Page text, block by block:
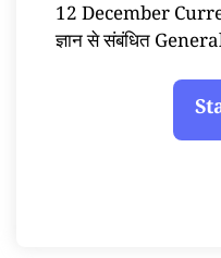
12 December
ज्ञान से संबंधित